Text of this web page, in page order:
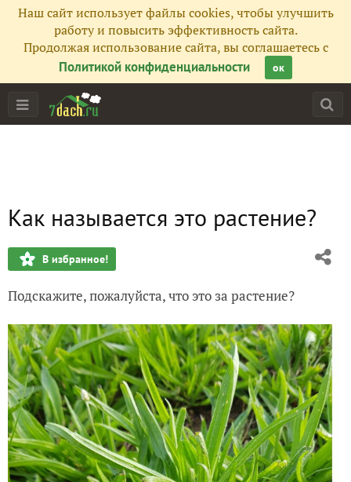
Наш сайт использует файлы cookies, чтобы улучшить
работу и повысить эффективность сайта.
Продолжая использование сайта, вы соглашаетесь с
Политикой конфиденциальности
ок
Как называется это растение?
В избранное!
Подскажите, пожалуйста, что это за растение?